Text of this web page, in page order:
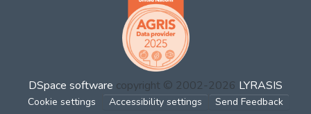
DSpace software copyright © 2002-2026 LYRASIS
Cookie settings Accessibility settings Send Feedback